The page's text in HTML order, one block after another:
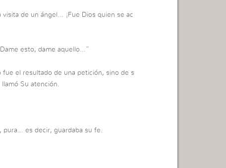
visita de un ángel… ¡Fue Dios quien se ac
esto, dame aquello…”
el resultado de una petición, sino de s
Su atención.
es decir, guardaba su fe.